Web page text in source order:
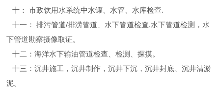
十： 市政饮用水系统中水罐、水管、水库检查.
十一： 排污管道/排涝管道、水下管道检查,水下管道检测，水
下管道勘察摄像取证。
十二：海洋水下输油管道检查、检测、探摸。
十三：沉井施工，沉井制作，沉井下沉，沉井封底、沉井清淤
泥。